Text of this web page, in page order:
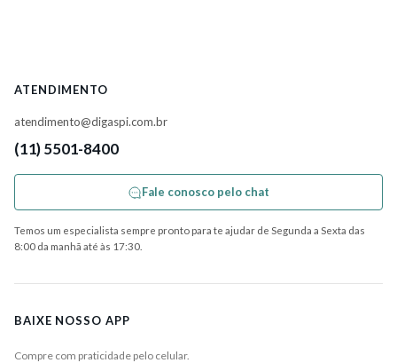
ATENDIMENTO
atendimento@digaspi.com.br
(11) 5501-8400
Fale conosco pelo chat
Temos um especialista sempre pronto para te ajudar de Segunda a Sexta das
8:00 da manhã até às 17:30.
BAIXE NOSSO APP
Compre com praticidade pelo celular.